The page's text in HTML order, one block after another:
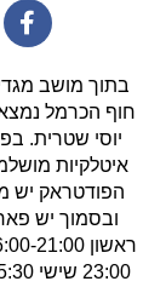
בתוך מושב
חוף הכרמל
יוסי שטרית.
איטלקיות
הפודטראק יש
ובסמוך יש